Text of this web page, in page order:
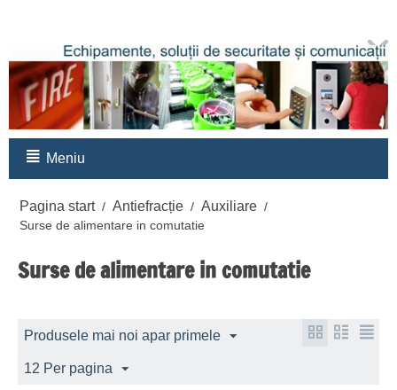
Meniu
Pagina start / Antiefracție / Auxiliare /
Surse de alimentare in comutatie
Surse de alimentare in comutatie
Produsele mai noi apar primele
12 Per pagina